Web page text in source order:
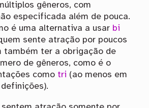
gêneros, com
especificada além de pouca.
é uma alternativa a usar bi
sente atração por poucos
também ter a obrigação de
de gêneros, como é o
como tri (ao menos em